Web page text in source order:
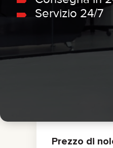
PICKUP TRUCK
ELETTRICO
Servizio 24/7
Prezzo di